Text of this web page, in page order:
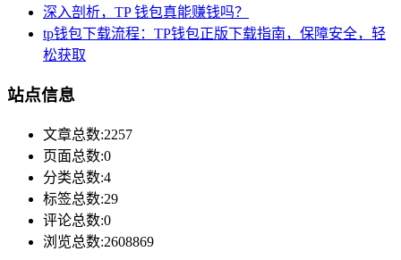
深入剖析，TP 钱包真能赚钱吗？
tp钱包下载流程：TP钱包正版下载指南，保障安全，轻
松获取
站点信息
文章总数:2257
页面总数:0
分类总数:4
标签总数:29
评论总数:0
浏览总数:2608869